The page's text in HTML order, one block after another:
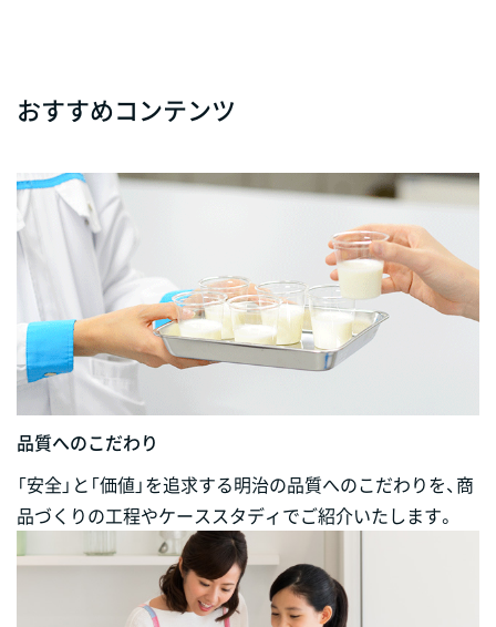
おすすめコンテンツ
品質へのこだわり
「安全」と「価値」を追求する明治の品質へのこだわりを、商
品づくりの工程やケーススタディでご紹介いたします。